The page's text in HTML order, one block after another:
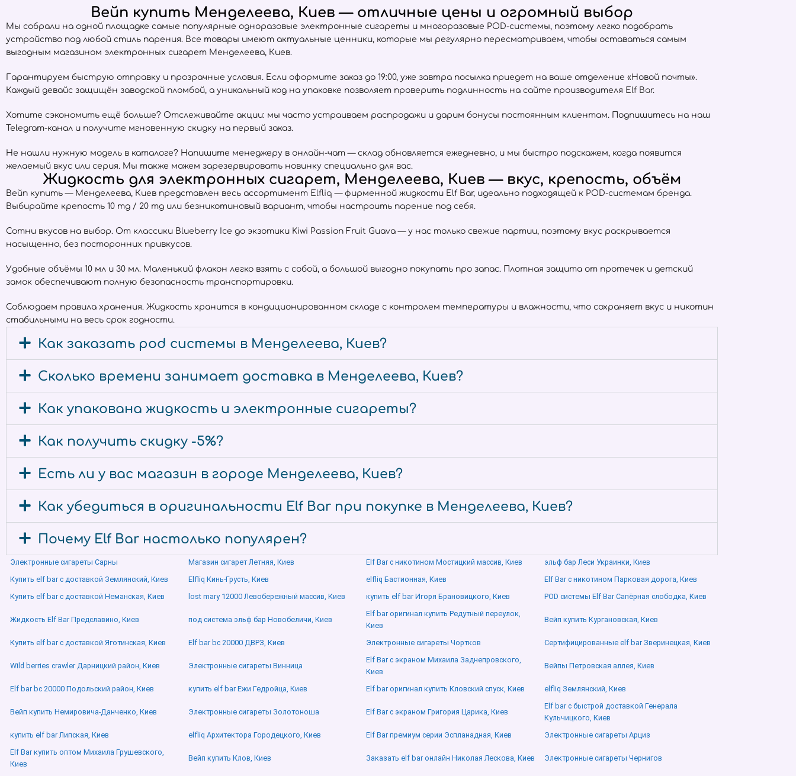
Вейп купить Менделеева, Киев — отличные цены и огромный выбор
Мы собрали на одной площадке самые популярные одноразовые электронные сигареты и многоразовые POD-системы, поэтому легко подобрать
устройство под любой стиль парения. Все товары имеют актуальные ценники, которые мы регулярно пересматриваем, чтобы оставаться самым
выгодным магазином электронных сигарет Менделеева, Киев.
Гарантируем быструю отправку и прозрачные условия. Если оформите заказ до 19:00, уже завтра посылка приедет на ваше отделение «Новой почты».
Каждый девайс защищён заводской пломбой, а уникальный код на упаковке позволяет проверить подлинность на сайте производителя Elf Bar.
Хотите сэкономить ещё больше? Отслеживайте акции: мы часто устраиваем распродажи и дарим бонусы постоянным клиентам. Подпишитесь на наш
Telegram-канал и получите мгновенную скидку на первый заказ.
Не нашли нужную модель в каталоге? Напишите менеджеру в онлайн-чат — склад обновляется ежедневно, и мы быстро подскажем, когда появится
желаемый вкус или серия. Мы также можем зарезервировать новинку специально для вас.
Жидкость для электронных сигарет, Менделеева, Киев — вкус, крепость, объём
Вейп купить — Менделеева, Киев представлен весь ассортимент Elfliq — фирменной жидкости Elf Bar, идеально подходящей к POD-системам бренда.
Выбирайте крепость 10 mg / 20 mg или безникотиновый вариант, чтобы настроить парение под себя.
Сотни вкусов на выбор. От классики Blueberry Ice до экзотики Kiwi Passion Fruit Guava — у нас только свежие партии, поэтому вкус раскрывается
насыщенно, без посторонних привкусов.
Удобные объёмы 10 мл и 30 мл. Маленький флакон легко взять с собой, а большой выгодно покупать про запас. Плотная защита от протечек и детский
замок обеспечивают полную безопасность транспортировки.
Соблюдаем правила хранения. Жидкость хранится в кондиционированном складе с контролем температуры и влажности, что сохраняет вкус и никотин
стабильными на весь срок годности.
Как заказать pod системы в Менделеева, Киев?
Сколько времени занимает доставка в Менделеева, Киев?
Как упакована жидкость и электронные сигареты?
Как получить скидку -5%?
Есть ли у вас магазин в городе Менделеева, Киев?
Как убедиться в оригинальности Elf Bar при покупке в Менделеева, Киев?
Почему Elf Bar настолько популярен?
Электронные сигареты Сарны Магазин сигарет Летняя, Киев Elf Bar с никотином Мостицкий массив, Киев
эльф бар Леси Украинки, Киев
Купить elf bar с доставкой Землянский, Киев
Elfliq Кинь-Грусть, Киев elfliq Бастионная, Киев
Elf Bar с никотином Парковая дорога, Киев
Купить elf bar с доставкой Неманская, Киев
lost mary 12000 Левобережный массив, Киев купить elf bar Игоря Брановицкого, Киев POD системы Elf Bar Сапёрная слободка, Киев
Жидкость Elf Bar Предславино, Киев под система эльф бар Новобеличи, Киев
Elf bar оригинал купить Редутный переулок,
Киев
Вейп купить Кургановская, Киев
Купить elf bar с доставкой Яготинская, Киев Elf bar bc 20000 ДВРЗ, Киев Электронные сигареты Чортков Сертифицированные elf bar Зверинецкая, Киев
Wild berries crawler Дарницкий район, Киев Электронные сигареты Винница
Elf Bar с экраном Михаила Заднепровского,
Киев
Вейпы Петровская аллея, Киев
Elf bar bc 20000 Подольский район, Киев купить elf bar Ежи Гедройца, Киев Elf bar оригинал купить Кловский спуск, Киев elfliq Землянский, Киев
Вейп купить Немировича-Данченко, Киев Электронные сигареты Золотоноша Elf Bar с экраном Григория Царика, Киев
Elf bar с быстрой доставкой Генерала
Кульчицкого, Киев
купить elf bar Липская, Киев
elfliq Архитектора Городецкого, Киев Elf Bar премиум серии Эспланадная, Киев
Электронные сигареты Арциз
Elf Bar купить оптом Михаила Грушевского,
Киев
Вейп купить Клов, Киев Заказать elf bar онлайн Николая Лескова, Киев Электронные сигареты Чернигов